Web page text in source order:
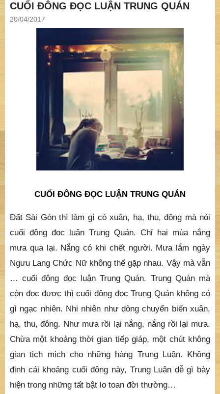
CUỐI ĐÔNG ĐỌC LUẬN TRUNG QUÁN
20/04/2017
CUỐI ĐÔNG ĐỌC LUẬN TRUNG QUÁN
Đất Sài Gòn thì làm gì có xuân, hạ, thu, đông mà nói
cuối đông đọc luận Trung Quán. Chỉ hai mùa nắng
mưa qua lại. Nắng có khi chết người. Mưa lắm ngày
Ngưu Lang Chức Nữ không thể gặp nhau. Vậy mà vẫn
… cuối đông đọc luận Trung Quán. Trung Quán mà
còn đọc được thì cuối đông đọc Trung Quán không có
gì ngạc nhiên. Nhi nhiên như dòng chuyển biến xuân,
hạ, thu, đông. Như mưa rồi lại nắng, nắng rồi lại mưa.
Chừa một khoảng thời gian tiếp giáp, một chút không
gian tịch mịch cho những hàng Trung Luận. Không
định cái khoảng cuối đông này, Trung Luận dễ gì bày
hiện trong những tất bật lo toan đời thường…